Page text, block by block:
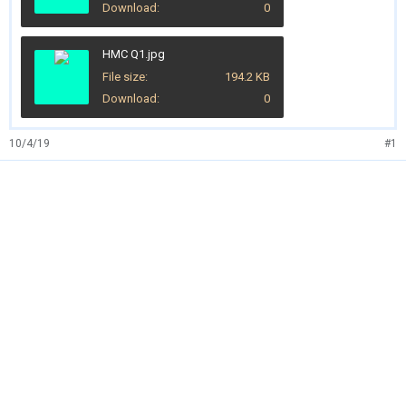
Download
0
HMC Q1.jpg
File size
194.2 KB
Download
0
10/4/19 #1